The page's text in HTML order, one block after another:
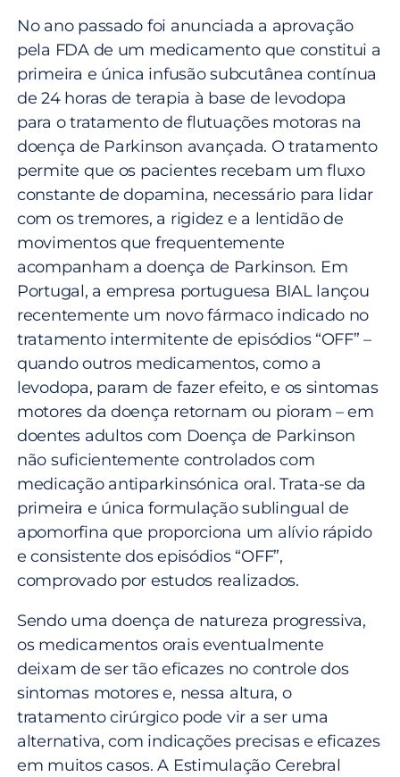
No ano passado foi anunciada a aprovação
pela FDA de um medicamento que constitui a
primeira e única infusão subcutânea contínua
de 24 horas de terapia à base de levodopa
para o tratamento de flutuações motoras na
doença de Parkinson avançada. O tratamento
permite que os pacientes recebam um fluxo
constante de dopamina, necessário para lidar
com os tremores, a rigidez e a lentidão de
movimentos que frequentemente
acompanham a doença de Parkinson. Em
Portugal, a empresa portuguesa BIAL lançou
recentemente um novo fármaco indicado no
tratamento intermitente de episódios “OFF” –
quando outros medicamentos, como a
levodopa, param de fazer efeito, e os sintomas
motores da doença retornam ou pioram – em
doentes adultos com Doença de Parkinson
não suficientemente controlados com
medicação antiparkinsónica oral. Trata-se da
primeira e única formulação sublingual de
apomorfina que proporciona um alívio rápido
e consistente dos episódios “OFF”,
comprovado por estudos realizados.
Sendo uma doença de natureza progressiva,
os medicamentos orais eventualmente
deixam de ser tão eficazes no controle dos
sintomas motores e, nessa altura, o
tratamento cirúrgico pode vir a ser uma
alternativa, com indicações precisas e eficazes
em muitos casos. A Estimulação Cerebral